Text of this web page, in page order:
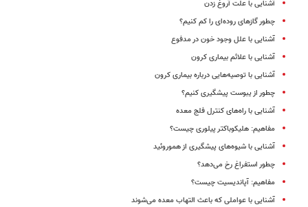
آشنایی با علت آروغ زدن
چطور گازهای روده‌ای را کم کنیم؟
آشنایی با علل وجود خون در مدفوع
آشنایی با علائم بیماری کرون
آشنایی با توصیه‌هایی درباره بیماری کرون
چطور از یبوست پیشگیری کنیم؟
آشنایی با راه‌های کنترل فلج معده
مفاهیم: هلیکوباکتر پیلوری چیست؟
آشنایی با شیوه‌های پیشگیری از هموروئید
چطور استفراغ رخ می‌دهد؟
مفاهیم: آپاندیسیت چیست؟
آشنایی با عواملی که باعث التهاب معده می‌شوند